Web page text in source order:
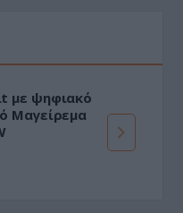
με ψηφιακό
Μαγείρεμα